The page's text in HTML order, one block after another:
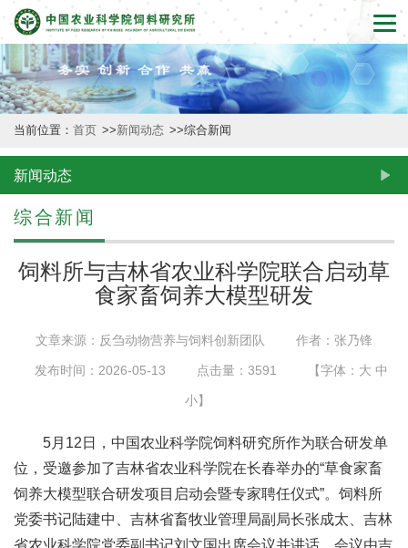
首
页
本
所
概
况
新
闻
团
队
科
当前位置： 首页 >>新闻动态 >>综合新闻
新闻动态
综合新闻
饲料所与吉林省农业科学院联合启动草
食家畜饲养大模型研发
文章来源：反刍动物营养与饲料创新团队 作者：张乃锋
发布时间：2026-05-13 点击量： 3591 【字体： 大 中
小】
5月12日，中国农业科学院饲料研究所作为联合研发单
位，受邀参加了吉林省农业科学院在长春举办的“草食家畜
饲养大模型联合研发项目启动会暨专家聘任仪式”。饲料所
党委书记陆建中、吉林省畜牧业管理局副局长张成太、吉林
省农业科学院党委副书记刘文国出席会议并讲话。会议由吉